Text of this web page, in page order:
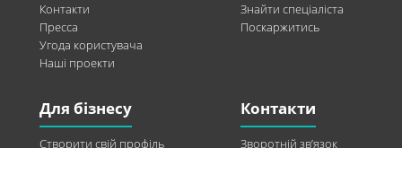
Контакти
Пресса
Угода користувача
Наші проекти
Знайти спеціаліста
Поскаржитись
Для бізнесу
Створити свій профіль
Контакти
Зворотній зв’язок